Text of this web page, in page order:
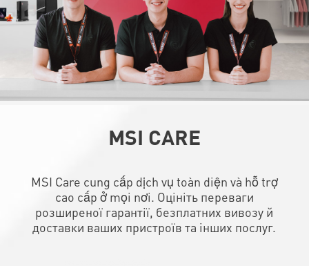
MSI CARE
MSI Care cung cấp dịch vụ toàn diện và hỗ trợ
cao cấp ở mọi nơi. Оцініть переваги
розширеної гарантії, безплатних вивозу й
доставки ваших пристроїв та інших послуг.